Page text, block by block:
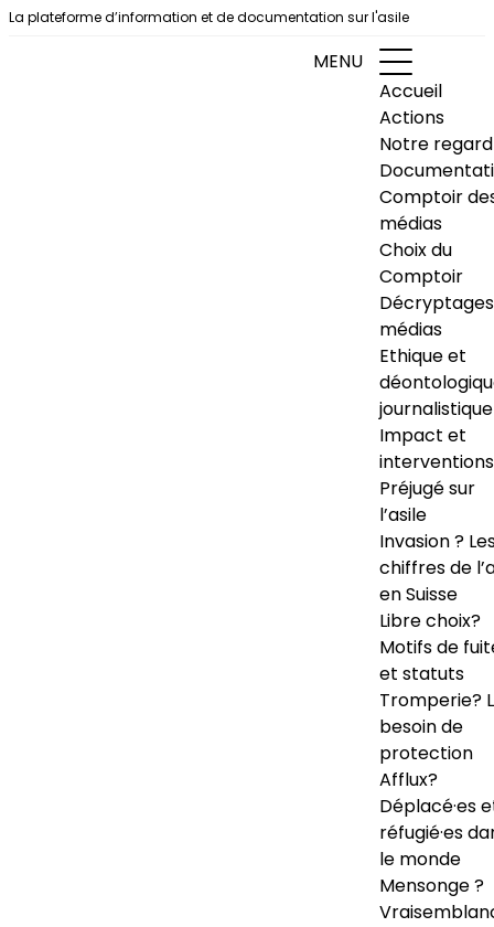
Aller au contenu
La plateforme d’information et de documentation sur l'asile
MENU
Accueil
Actions
Notre regard
Comptoir
médias
Choix du
Comptoir
Décryptages
médias
Ethique et
journalistique
Impact et
interventions
Préjugé sur
l’asile
Invasion ?
chiffres de
en Suisse
Libre choix?
Motifs de
et statuts
Tromperie?
besoin de
protection
Afflux?
Déplacé·es
réfugié·es
le monde
Mensonge ?